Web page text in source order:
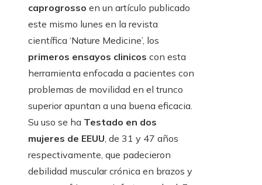
caprogrosso en un artículo publicado
este mismo lunes en la revista
científica ‘Nature Medicine’, los
primeros ensayos clinicos con esta
herramienta enfocada a pacientes con
problemas de movilidad en el trunco ​​
superior apuntan a una buena eficacia.
Su uso se ha Testado en dos
mujeres de EEUU , de 31 y 47 años
respectivamente, que padecieron
debilidad muscular crónica en brazos y